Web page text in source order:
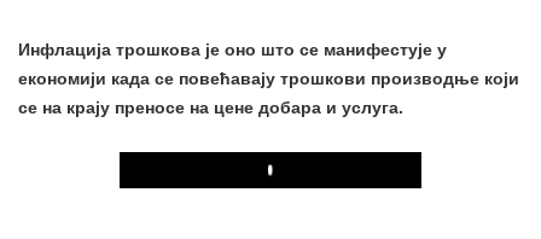
Инфлација трошкова је оно што се манифестује у
економији када се повећавају трошкови производње који
се на крају преносе на цене добара и услуга.
Play